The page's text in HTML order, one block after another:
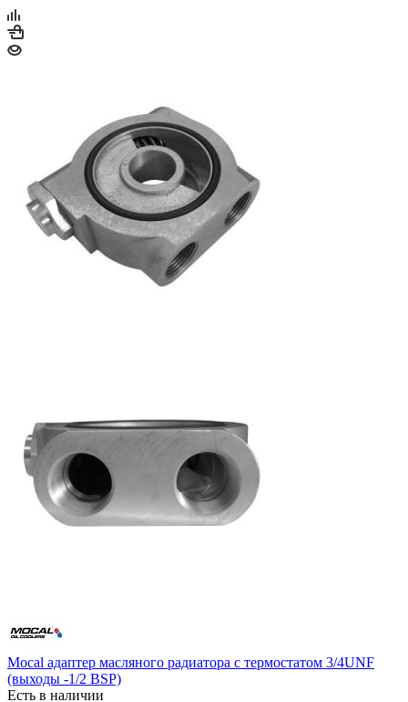
Mocal адаптер масляного радиатора с термостатом 3/4UNF
(выходы -1/2 BSP)
Есть в наличии